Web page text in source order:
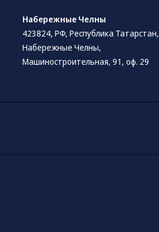
Набережные Челны
423824, РФ, Республика Татарстан​,
Набережные Челны,
Машиностроительная, 91, оф. 29